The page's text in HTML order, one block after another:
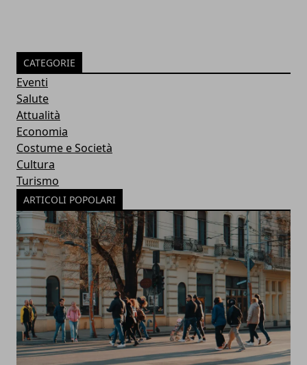
CATEGORIE
Eventi
Salute
Attualità
Economia
Costume e Società
Cultura
Turismo
ARTICOLI POPOLARI